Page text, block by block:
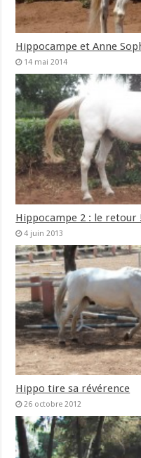
Hippocampe et Anne
14 mai 2014
Hippocampe 2 : le retour !
4 juin 2013
Hippo tire sa révérence
26 octobre 2012